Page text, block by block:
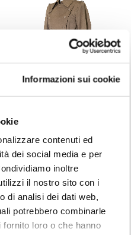
Informazioni sui cookie
contenuti ed
dei social media e per
inoltre
il nostro sito con i
di analisi dei dati web,
potrebbero combinarle
loro o che hanno
Saint Laurent – Rive
1970/1971